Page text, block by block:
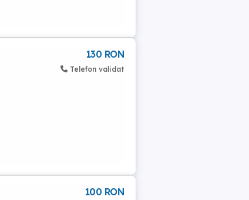
130 RON
Telefon validat
100 RON